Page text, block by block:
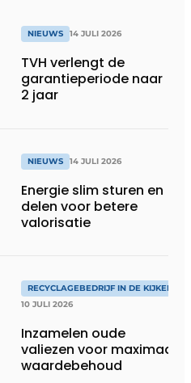
NIEUWS 14 JULI 2026
TVH verlengt de
garantieperiode naar
2 jaar
NIEUWS 14 JULI 2026
Energie slim sturen en
delen voor betere
valorisatie
RECYCLAGEBEDRIJF IN DE KIJKER
10 JULI 2026
Inzamelen oude
valiezen voor maximaal
waardebehoud